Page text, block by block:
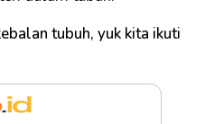
tubuh, yuk kita ikuti